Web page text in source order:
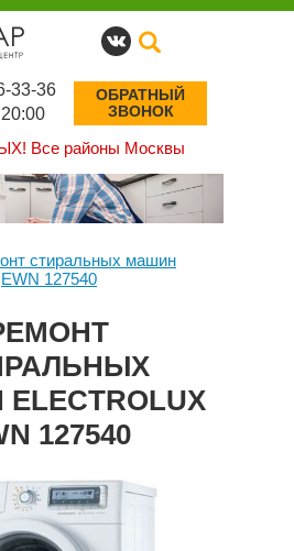
Все районы Москвы
33-36
ОБРАТНЫЙ
ЗВОНОК
стиральных машин
EWN 127540
127540